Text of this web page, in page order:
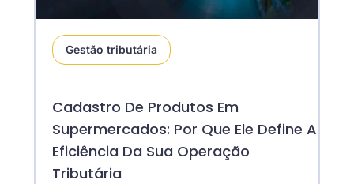
Gestão tributária
Cadastro De Produtos Em
Supermercados: Por Que Ele Define A
Eficiência Da Sua Operação
Tributária